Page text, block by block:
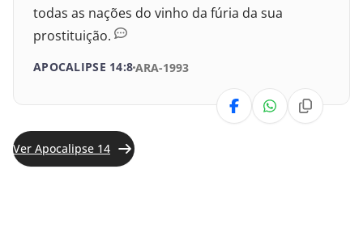
Joel
Jonas
Miquéias
todas as nações do vinho da fúria da sua
prostituição.
APOCALIPSE 14:8ARA-1993
Ver Apocalipse 14